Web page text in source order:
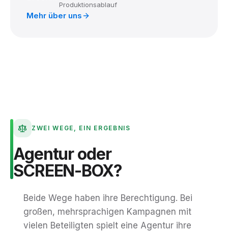
Produktionsablauf
Mehr über uns
ZWEI WEGE, EIN ERGEBNIS
Agentur oder
SCREEN-BOX?
Beide Wege haben ihre Berechtigung. Bei
großen, mehrsprachigen Kampagnen mit
vielen Beteiligten spielt eine Agentur ihre